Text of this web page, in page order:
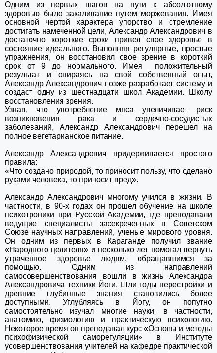
Одним из первых шагов на пути к абсолютному
здоровью было закаливание путем моржевания. Имея
основной чертой характера упорство и стремление
достигать намеченной цели, Александр Александрович в
достаточно короткие сроки привел свое здоровье в
состояние идеального. Выполняя регулярные, простые
упражнения, он восстановил свое зрение в короткий
срок от 9 до нормального. Имея положительный
результат и опираясь на свой собственный опыт,
Александр Александрович позже разработает систему и
создаст одну из шестнадцати школ Академии. Школу
восстановления зрения.
Узнав, что употребление мяса увеличивает риск
возникновения рака и сердечно-сосудистых
заболеваний, Александр Александрович перешел на
полное вегетарианское питание.
Александр Александрович придерживается простого
правила:
«Что создано природой, то приносит пользу, что сделано
руками человека, то приносит вред».
Александр Александрович многому учился в жизни. В
частности, в 90-х годах он прошел обучение на школе
психотроники при Русской Академии, где преподавали
ведущие специалисты засекреченных в Советском
Союзе научных направлений, ученые мирового уровня.
Он одним из первых в Караганде получил звание
«Народного целителя» и несколько лет помогал вернуть
утраченное здоровье людям, обращавшимся за
помощью. Одним из направлений
самосовершенствования вошли в жизнь Александра
Александровича техники Йоги. Шли годы перестройки и
древние глубинные знания становились более
доступными. Углубляясь в Йогу, он попутно
самостоятельно изучал многие науки, в частности,
анатомию, физиологию и практическую психологию.
Некото­рое время он преподавал курс «Основы и методы
психофизической саморегуляции» в Институте
усовершенствования учителей на кафедре практической